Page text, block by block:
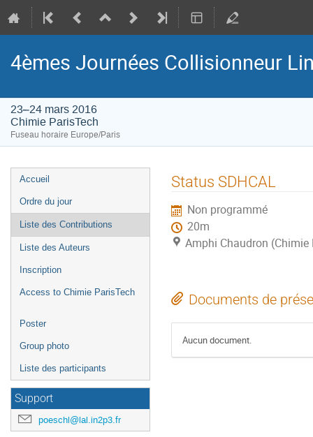
4èmes Journées Collisionneur
23–24 mars 2016
Chimie ParisTech
Fuseau horaire Europe/Paris
Menu
de
l'événement
Accueil
Ordre du jour
Liste des Contributions
Liste des Auteurs
Inscription
Access to Chimie ParisTech
Poster
Group photo
Liste des participants
Support
poeschl@lal.in2p3.fr
Status SDHCAL
Non programmé
20m
Amphi Chaudron (Chimie
Documents de
Aucun document.